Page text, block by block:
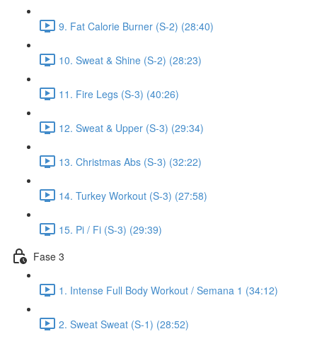
9. Fat Calorie Burner (S-2) (28:40)
10. Sweat & Shine (S-2) (28:23)
11. Fire Legs (S-3) (40:26)
12. Sweat & Upper (S-3) (29:34)
13. Christmas Abs (S-3) (32:22)
14. Turkey Workout (S-3) (27:58)
15. Pi / Fi (S-3) (29:39)
Fase 3
1. Intense Full Body Workout / Semana 1 (34:12)
2. Sweat Sweat (S-1) (28:52)